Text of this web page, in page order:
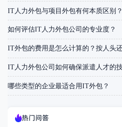
IT人力外包与项目外包有何本质区别？
如何评估IT人力外包公司的专业度？
哪些类型的企业最适合用IT外包？
热门问答